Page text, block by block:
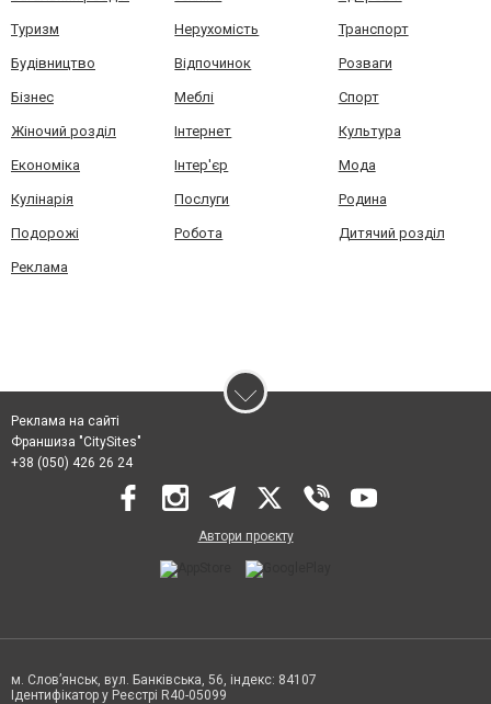
Туризм Нерухомість Транспорт
Будівництво Відпочинок Розваги
Бізнес Меблі Спорт
Жіночий розділ Інтернет Культура
Економіка Інтер'єр Мода
Кулінарія Послуги Родина
Подорожі Робота Дитячий розділ
Реклама
Реклама на сайті
Франшиза "CitySites"
+38 (050) 426 26 24
Автори проєкту
м. Слов’янськ, вул. Банківська, 56, індекс: 84107
Ідентифікатор у Реєстрі R40-05099